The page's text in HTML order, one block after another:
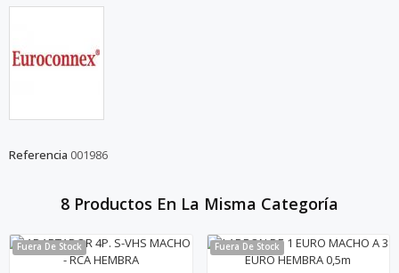
Referencia 001986
8 Productos En La Misma Categoría
Fuera De Stock Fuera De Stock